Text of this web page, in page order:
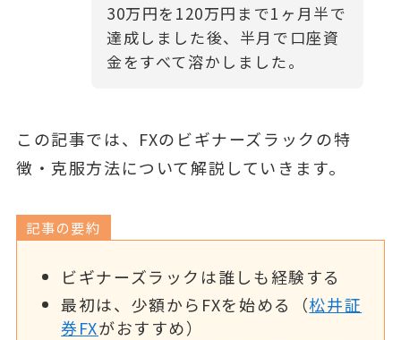
30万円を120万円まで1ヶ月半で
達成しました後、半月で口座資
金をすべて溶かしました。
この記事では、FXのビギナーズラックの特
徴・克服方法について解説していきます。
記事の要約
ビギナーズラックは誰しも経験する
最初は、少額からFXを始める（松井証
券FXがおすすめ）